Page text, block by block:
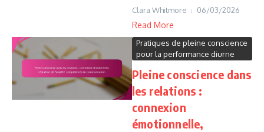
Clara Whitmore 06/03/2026
Read More
Pratiques de pleine conscience
pour la performance diurne
Pleine conscience dans
les relations :
connexion
émotionnelle,